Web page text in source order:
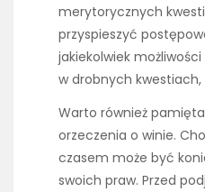
merytorycznych
przyspieszyć
jakiekolwiek
w drobnych
Warto również
orzeczenia o winie.
czasem może być
swoich praw. Przed